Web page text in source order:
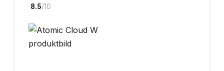
·8.5/10